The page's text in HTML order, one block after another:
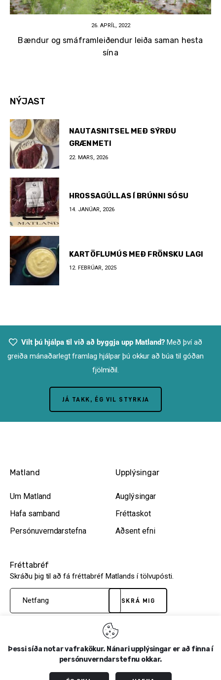
26. APRÍL, 2022
Bændur og smáframleiðendur leiða saman hesta
sína
NÝJAST
NAUTASNITSEL MEÐ SÝRÐU
GRÆNMETI
22. MARS, 2026
HROSSAGÚLLAS Í BRÚNNI SÓSU
14. JANÚAR, 2026
KARTÖFLUMÚS MEÐ FRÖNSKU LAGI
12. FEBRÚAR, 2025
Vilt þú hjálpa til við að byggja upp Matland?Með því að
greiða mánaðarlegt framlag hjálpar þú okkur að búa til góðan
fjölmiðil.
JÁ TAKK, ÉG VIL STYRKJA
Matland
Um Matland
Hafa samband
Persónuverndarstefna
Upplýsingar
Auglýsingar
Fréttaskot
Aðsent efni
Fréttabréf
Skráðu þig til að fá fréttabréf Matlands í tölvupósti.
SKRÁ MIG
Matland.is © 2026. Allur réttur áskilinn –Kaupskilmálar
Þessi síða notar vafrakökur. Nánari upplýsingar er að finna í
persónuverndarstefnu okkar.